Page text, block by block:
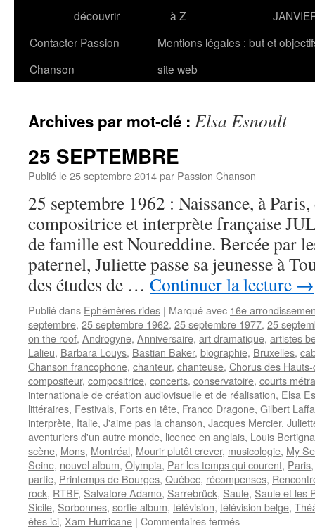
découvrir
à Z
Contacter Passion
Chanson
Mentions légales : but et
site web
Archives par mot-clé : Elsa Esnoult
25 SEPTEMBRE
Publié le25 septembre 2014par Passion Chanson
25 septembre 1962 : Naissance, à
compositrice et interprète française
de famille est Noureddine. Bercée par
paternel, Juliette passe sa jeunesse à
des études de … Continuer la lecture →
Publié dans Ephémères rides | Marqué avec 16e
septembre, 25 septembre 1962, 25 septembre 1977, 25
on the roof, Androgyne, Anniversaire, art dramatique, artistes
Lalieu, Barbara Louys, Bastian Baker, biographie, Bruxelles,
Chanson francophone, chanteur, chanteuse, Chorus des
compositeur, compositrice, concerts, conservatoire, courts
internationale de création audiovisuelle et de réalisation, Elsa
littéraires, Festivals, Forts en tête, Franco Dragone, Gilbert
interprète, Italie, J'aime pas la chanson, Jacques Mercier,
aventuriers d'un autre monde, licence en anglais, Louis
scène, Mons, Montréal, Mourir plutôt crever, musicologie, My
Seine, nouvel album, Olympia, Par les temps qui courent, Paris
partie, Printemps de Bourges, Québec, récompenses,
rock, RTBF, Salvatore Adamo, Sarrebrück, Saule, Saule et les
Sicile, Sorbonnes, sortie album, télévision, télévision belge,
êtes ici, Xam Hurricane | Commentaires ferméssur